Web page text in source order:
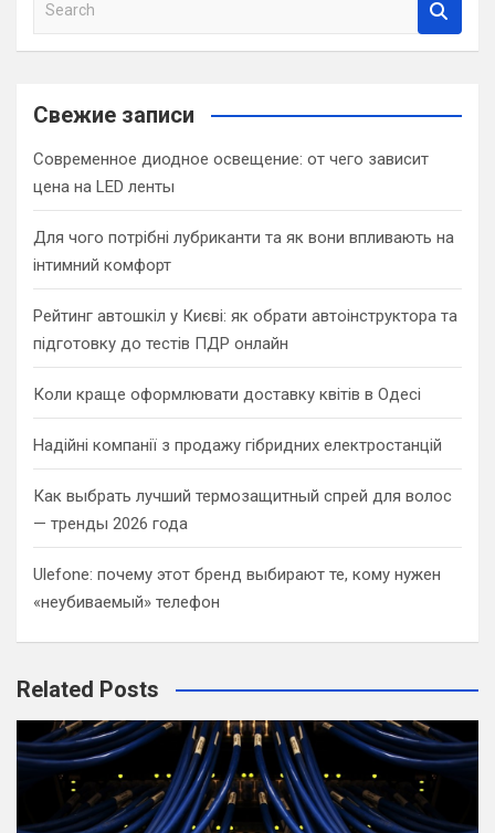
a
c
Свежие записи
Современное диодное освещение: от чего зависит
цена на LED ленты
Для чого потрібні лубриканти та як вони впливають на
інтимний комфорт
Рейтинг автошкіл у Києві: як обрати автоінструктора та
підготовку до тестів ПДР онлайн
Коли краще оформлювати доставку квітів в Одесі
Надійні компанії з продажу гібридних електростанцій
Как выбрать лучший термозащитный спрей для волос
— тренды 2026 года
Ulefone: почему этот бренд выбирают те, кому нужен
«неубиваемый» телефон
Related Posts